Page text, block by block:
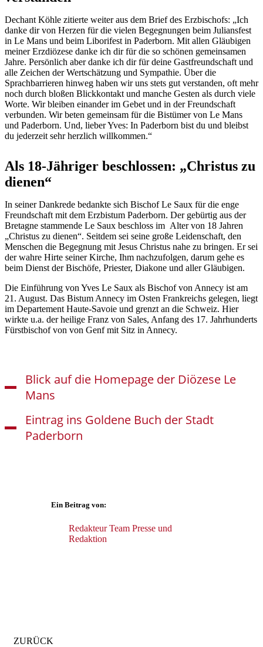
Abschied von Bischof Yves Le Saux, der von Le Mans nach
Annecy wechselt.
Dechant Köhle zitierte weiter aus dem Brief des Erzbischofs: „Ich
danke dir von Herzen für die vielen Begegnungen beim Juliansfest
in Le Mans und beim Liborifest in Paderborn. Mit allen Gläubigen
meiner Erzdiözese danke ich dir für die so schönen gemeinsamen
Jahre. Persönlich aber danke ich dir für deine Gastfreundschaft und
alle Zeichen der Wertschätzung und Sympathie. Über die
Sprachbarrieren hinweg haben wir uns stets gut verstanden, oft mehr
noch durch bloßen Blickkontakt und manche Gesten als durch viele
Worte. Wir bleiben einander im Gebet und in der Freundschaft
verbunden. Wir beten gemeinsam für die Bistümer von Le Mans
und Paderborn. Und, lieber Yves: In Paderborn bist du und bleibst
du jederzeit sehr herzlich willkommen.“
Als 18-Jähriger beschlossen: „Christus zu
dienen“
In seiner Dankrede bedankte sich Bischof Le Saux für die enge
Freundschaft mit dem Erzbistum Paderborn. Der gebürtig aus der
Bretagne stammende Le Saux beschloss im Alter von 18 Jahren
„Christus zu dienen“. Seitdem sei seine große Leidenschaft, den
Menschen die Begegnung mit Jesus Christus nahe zu bringen. Er sei
der wahre Hirte seiner Kirche, Ihm nachzufolgen, darum gehe es
beim Dienst der Bischöfe, Priester, Diakone und aller Gläubigen.
Die Einführung von Yves Le Saux als Bischof von Annecy ist am
21. August. Das Bistum Annecy im Osten Frankreichs gelegen, liegt
im Departement Haute-Savoie und grenzt an die Schweiz. Hier
wirkte u.a. der heilige Franz von Sales, Anfang des 17. Jahrhunderts
Fürstbischof von von Genf mit Sitz in Annecy.
Blick auf die Homepage der Diözese Le
Mans
Eintrag ins Goldene Buch der Stadt
Paderborn
© Axelle de Feraudy
© Axelle de Feraudy
© Axelle de Feraudy
© Axelle de Feraudy
Ein Beitrag von:
Redakteur Team Presse und
Redaktion
ZURÜCK